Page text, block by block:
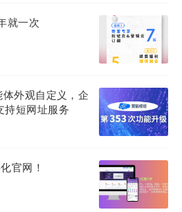
就一次
外观自定义，企
持短网址服务
官网！